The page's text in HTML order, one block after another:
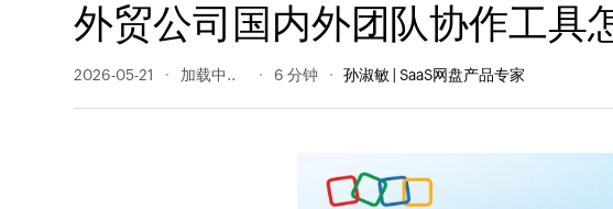
外贸公司国内外团队协作工具
2026-05-21 43 阅读量 6 分钟 孙淑敏 | SaaS网盘产品专家